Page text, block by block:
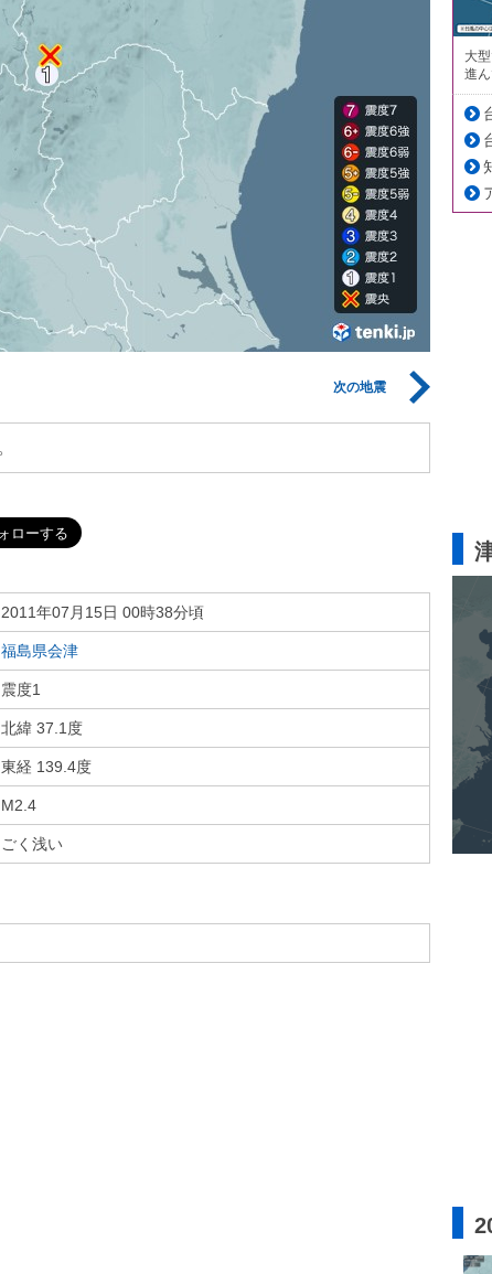
次の地震
2011年07月15日 00時38分頃
福島県会津
震度1
北緯 37.1度
東経 139.4度
M2.4
ごく浅い
大
進